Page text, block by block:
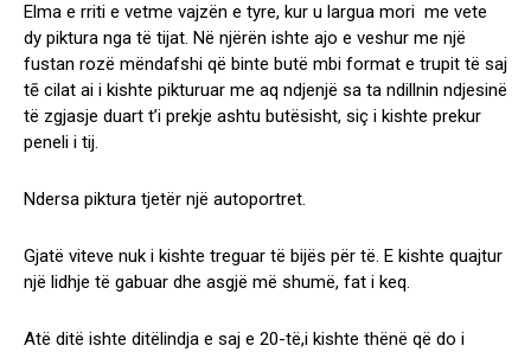
Elma e rriti e vetme vajzën e tyre, kur u largua mori me vete
dy piktura nga të tijat. Në njërën ishte ajo e veshur me një
fustan rozë mëndafshi që binte butë mbi format e trupit të saj
tē cilat ai i kishte pikturuar me aq ndjenjë sa ta ndillnin ndjesinë
të zgjasje duart t’i prekje ashtu butësisht, siç i kishte prekur
peneli i tij.
Ndersa piktura tjetër një autoportret.
Gjatë viteve nuk i kishte treguar të bijës për të. E kishte quajtur
një lidhje të gabuar dhe asgjë më shumë, fat i keq.
Atë ditë ishte ditëlindja e saj e 20-të,i kishte thënë që do i